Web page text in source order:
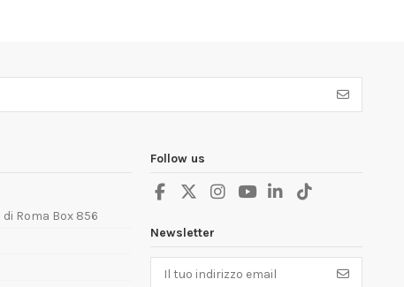
Roma Box 856
Follow us
Newsletter